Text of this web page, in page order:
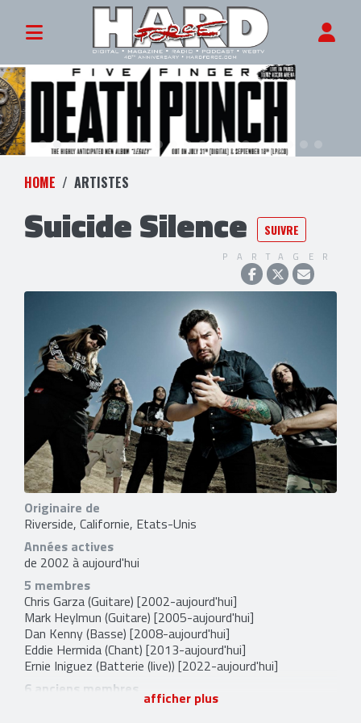
HOME ARTISTES
Suicide Silence SUIVRE
PARTAGER
Originaire de
Riverside, Californie, Etats-Unis
Années actives
de 2002 à aujourd'hui
5 membres
Chris Garza(Guitare) [2002-aujourd'hui]
Mark Heylmun (Guitare) [2005-aujourd'hui]
Dan Kenny(Basse) [2008-aujourd'hui]
Eddie Hermida(Chant) [2013-aujourd'hui]
Ernie Iniguez (Batterie (live)) [2022-aujourd'hui]
6 anciens membres
(Chant) [2002-2012]
afficher plus